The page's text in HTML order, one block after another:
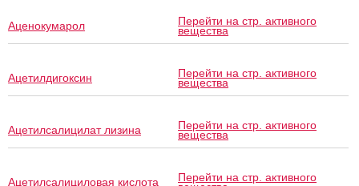
Аценокумарол Перейти на стр. активного
вещества
Ацетилдигоксин Перейти на стр. активного
вещества
Ацетилсалицилат лизина Перейти на стр. активного
вещества
Ацетилсалициловая кислота Перейти на стр. активного